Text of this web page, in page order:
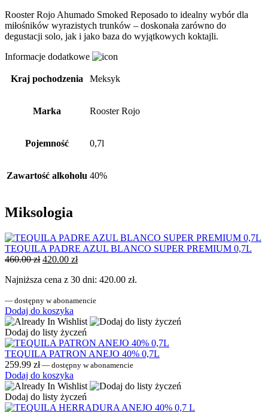
Rooster Rojo Ahumado Smoked Reposado to idealny wybór dla
miłośników wyrazistych trunków – doskonała zarówno do
degustacji solo, jak i jako baza do wyjątkowych koktajli.
Informacje dodatkowe
Kraj pochodzenia Meksyk
Marka Rooster Rojo
Pojemność 0,7l
Zawartość alkoholu 40%
Miksologia
TEQUILA PADRE AZUL BLANCO SUPER PREMIUM 0,7L
460.00zł 420.00 zł
Najniższa cena z 30 dni: 420.00 zł.
— dostępny w abonamencie
Dodaj do koszyka
Dodaj do listy życzeń
TEQUILA PATRON ANEJO 40% 0,7L
259.99 zł — dostępny w abonamencie
Dodaj do koszyka
Dodaj do listy życzeń